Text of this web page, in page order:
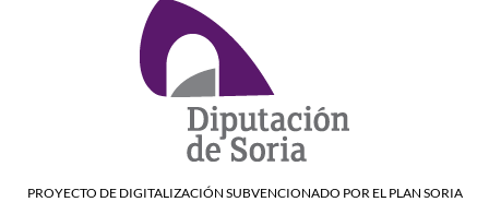
PROYECTO DE DIGITALIZACIÓN SUBVENCIONADO POR EL PLAN SORIA